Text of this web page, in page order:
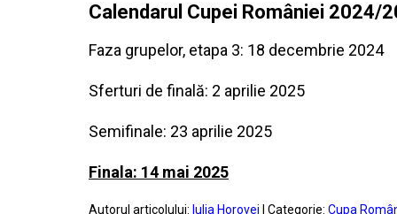
Calendarul Cupei României 2024/
Faza grupelor, etapa 3: 18 decembrie 2024
Sferturi de finală: 2 aprilie 2025
Semifinale: 23 aprilie 2025
Finala: 14 mai 2025
Autorul articolului: Iulia Horovei | Categorie: Cupa